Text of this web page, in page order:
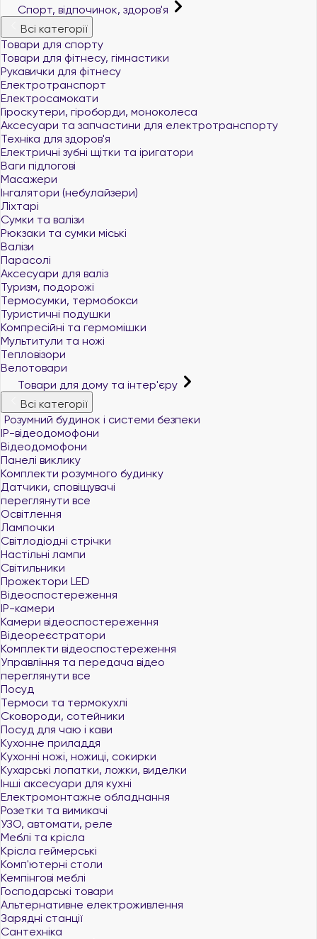
Спорт, відпочинок, здоров'я
Всі категорії
Товари для спорту
Товари для фітнесу, гімнастики
Рукавички для фітнесу
Електротранспорт
Електросамокати
Гіроскутери, гіроборди, моноколеса
Аксесуари та запчастини для електротранспорту
Техніка для здоров'я
Електричні зубні щітки та іригатори
Ваги підлогові
Масажери
Інгалятори (небулайзери)
Ліхтарі
Сумки та валізи
Рюкзаки та сумки міські
Валізи
Парасолі
Аксесуари для валіз
Туризм, подорожі
Термосумки, термобокси
Туристичні подушки
Компресійні та гермомішки
Мультитули та ножі
Тепловізори
Велотовари
Товари для дому та інтер'єру
Всі категорії
Розумний будинок і системи безпеки
IP-відеодомофони
Відеодомофони
Панелі виклику
Комплекти розумного будинку
Датчики, сповіщувачі
переглянути все
Освітлення
Лампочки
Світлодіодні стрічки
Настільні лампи
Світильники
Прожектори LED
Відеоспостереження
IP-камери
Камери відеоспостереження
Відеореєстратори
Комплекти відеоспостереження
Управління та передача відео
переглянути все
Посуд
Термоси та термокухлі
Сковороди, сотейники
Посуд для чаю і кави
Кухонне приладдя
Кухонні ножі, ножиці, сокирки
Кухарські лопатки, ложки, виделки
Інші аксесуари для кухні
Електромонтажне обладнання
Розетки та вимикачі
УЗО, автомати, реле
Меблі та крісла
Крісла геймерські
Комп'ютерні столи
Кемпінгові меблі
Господарські товари
Альтернативне електроживлення
Зарядні станції
Сантехніка